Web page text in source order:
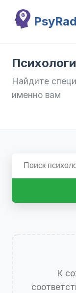
Найдите
именно вам
К